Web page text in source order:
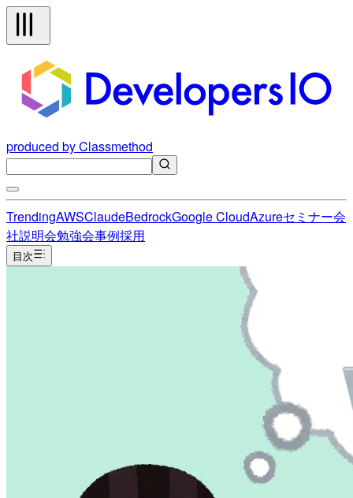
produced by Classmethod
TrendingAWSClaudeBedrockGoogle CloudAzureセミナー会
社説明会勉強会事例採用
目次